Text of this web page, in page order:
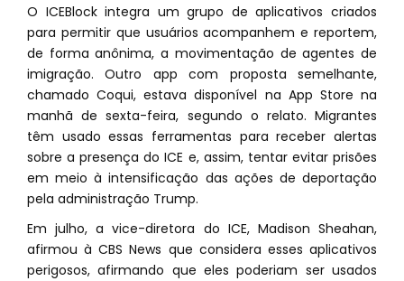
O ICEBlock integra um grupo de aplicativos criados
para permitir que usuários acompanhem e reportem,
de forma anônima, a movimentação de agentes de
imigração. Outro app com proposta semelhante,
chamado Coqui, estava disponível na App Store na
manhã de sexta-feira, segundo o relato. Migrantes
têm usado essas ferramentas para receber alertas
sobre a presença do ICE e, assim, tentar evitar prisões
em meio à intensificação das ações de deportação
pela administração Trump.
Em julho, a vice-diretora do ICE, Madison Sheahan,
afirmou à CBS News que considera esses aplicativos
perigosos, afirmando que eles poderiam ser usados